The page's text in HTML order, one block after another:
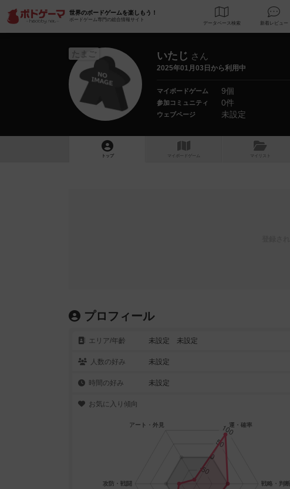
世界のボードゲームを楽しもう！
ボードゲーム専門の総合情報サイト
データベース 検索
たまご いたじ さん
2025年01月03日から利用中
マイボードゲーム 9個
参加コミュニティ 0件
ウェブページ 未設定
トップ マイボードゲーム マイリスト
プロフィール
エリア/年齡 未設定 未設定
人数の好み 未設定
時間の好み 未設定
お気に入り傾向